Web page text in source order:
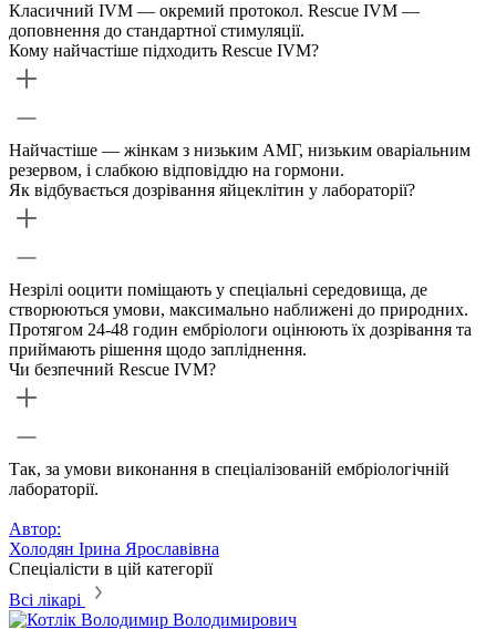
Класичний IVM — окремий протокол. Rescue IVM —
доповнення до стандартної стимуляції.
Кому найчастіше підходить Rescue IVM?
Найчастіше — жінкам з низьким АМГ, низьким оваріальним
резервом, і слабкою відповіддю на гормони.
Як відбувається дозрівання яйцеклітин у лабораторії?
Незрілі ооцити поміщають у спеціальні середовища, де
створюються умови, максимально наближені до природних.
Протягом 24-48 годин ембріологи оцінюють їх дозрівання та
приймають рішення щодо запліднення.
Чи безпечний Rescue IVM?
Так, за умови виконання в спеціалізованій ембріологічній
лабораторії.
Автор:
Холодян Ірина Ярославівна
Спеціалісти в цій категорії
Всі лікарі